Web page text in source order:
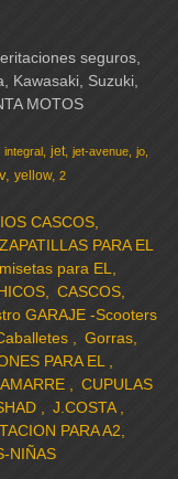
seguros,
Kawasaki, Suzuki,
MOTOS
integral jet jet-avenue jo
yellow 2
CASCOS
PARA EL
para EL
CASCOS
GARAJE -Scooters
Gorras
PARA EL
CUPULAS
J.COSTA
PARA A2
NIÑAS